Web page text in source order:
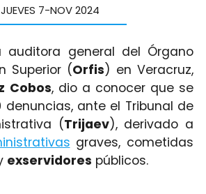
JUEVES 7-NOV 2024
auditora general del Órgano
Superior (Orfis) en Veracruz,
Cobos, dio a conocer que se
denuncias, ante el Tribunal de
(Trijaev), derivado a
graves, cometidas
exservidores públicos.